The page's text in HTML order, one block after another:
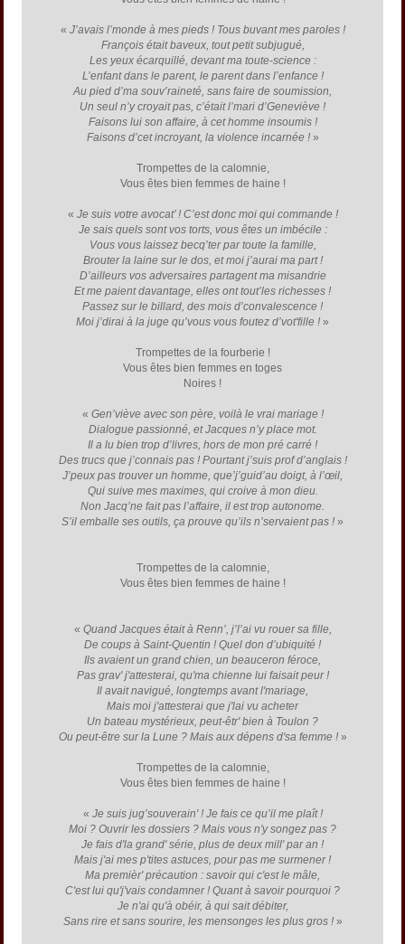
« J’avais l’monde à mes pieds ! Tous buvant mes paroles !
François était baveux, tout petit subjugué,
Les yeux écarquillé, devant ma toute-science :
L’enfant dans le parent, le parent dans l’enfance !
Au pied d’ma souv’raineté, sans faire de soumission,
Un seul n’y croyait pas, c’était l’mari d’Geneviève !
Faisons lui son affaire, à cet homme insoumis !
Faisons d’cet incroyant, la violence incarnée !»
Trompettes de la calomnie,
Vous êtes bien femmes de haine !
« Je suis votre avocat’ ! C’est donc moi qui commande !
Je sais quels sont vos torts, vous êtes un imbécile :
Vous vous laissez becq’ter par toute la famille,
Brouter la laine sur le dos, et moi j’aurai ma part !
D’ailleurs vos adversaires partagent ma misandrie
Et me paient davantage, elles ont tout’les richesses !
Passez sur le billard, des mois d’convalescence !
Moi j’dirai à la juge qu’vous vous foutez d’vot'fille ! »
Trompettes de la fourberie !
Vous êtes bien femmes en toges
Noires !
« Gen’viève avec son père, voilà le vrai mariage !
Dialogue passionné, et Jacques n’y place mot.
Il a lu bien trop d’livres, hors de mon pré carré !
Des trucs que j’connais pas ! Pourtant j’suis prof d’anglais !
J’peux pas trouver un homme, que’j’guid’au doigt, à l’œil,
Qui suive mes maximes, qui croive à mon dieu.
Non Jacq’ne fait pas l’affaire, il est trop autonome.
S’il emballe ses outils, ça prouve qu’ils n’servaient pas ! »
Trompettes de la calomnie,
Vous êtes bien femmes de haine !
« Quand Jacques était à Renn’, j’l’ai vu rouer sa fille,
De coups à Saint-Quentin ! Quel don d’ubiquité !
Ils avaient un grand chien, un beauceron féroce,
Pas grav' j'attesterai, qu'ma chienne lui faisait peur !
Il avait navigué, longtemps avant l'mariage,
Mais moi j'attesterai que j'lai vu acheter
Un bateau mystérieux, peut-êtr' bien à Toulon ?
Ou peut-être sur la Lune ? Mais aux dépens d'sa femme !»
Trompettes de la calomnie,
Vous êtes bien femmes de haine !
« Je suis jug’souverain' ! Je fais ce qu’il me plaît !
Moi ? Ouvrir les dossiers ? Mais vous n'y songez pas ?
Je fais d'la grand' série, plus de deux mill' par an !
Mais j'ai mes p'tites astuces, pour pas me surmener !
Ma premièr' précaution : savoir qui c'est le mâle,
C'est lui qu'j'vais condamner ! Quant à savoir pourquoi ?
Je n'ai qu'à obéir, à qui sait débiter,
Sans rire et sans sourire, les mensonges les plus gros !»